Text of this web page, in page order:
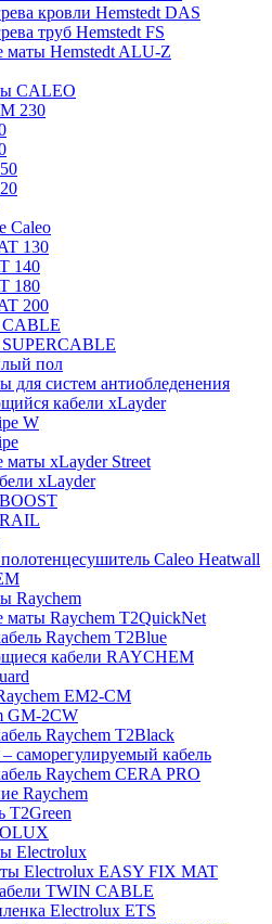
кровли Hemstedt DAS
труб Hemstedt FS
маты Hemstedt ALU-Z
CALEO
230
Caleo
130
140
180
200
CABLE
пол
для систем антиобледенения
кабели xLayder
W
маты xLayder Street
xLayder
Caleo Heatwall
Raychem
маты Raychem T2QuickNet
Raychem T2Blue
кабели RAYCHEM
EM2-CM
GM-2CW
Raychem T2Black
саморегулируемый кабель
Raychem CERA PRO
Raychem
T2Green
Electrolux
Electrolux EASY FIX MAT
TWIN CABLE
Electrolux ETS